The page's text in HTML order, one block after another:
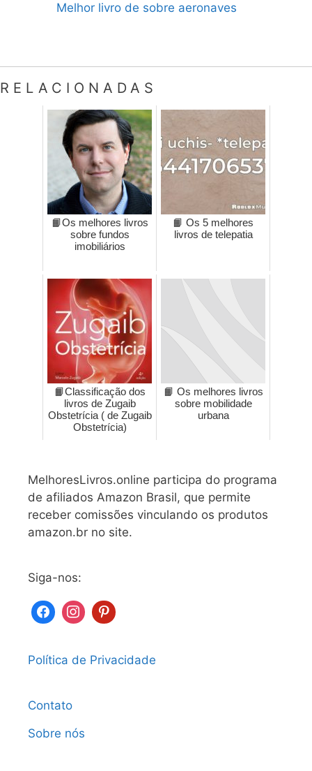
Melhor livro de sobre aeronaves
RELACIONADAS
📙Os melhores livros
sobre fundos
imobiliários
📙 Os 5 melhores
livros de telepatia
📙Classificação dos
livros de Zugaib
Obstetrícia ( de Zugaib
Obstetrícia)
📙 Os melhores livros
sobre mobilidade
urbana
MelhoresLivros.online participa do programa
de afiliados Amazon Brasil, que permite
receber comissões vinculando os produtos
amazon.br no site.
Siga-nos:
Política de Privacidade
Contato
Sobre nós